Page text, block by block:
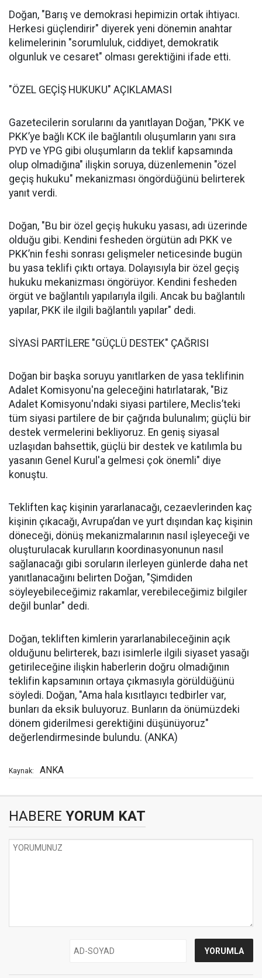
Doğan, "Barış ve demokrasi hepimizin ortak ihtiyacı.
Herkesi güçlendirir" diyerek yeni dönemin anahtar
kelimelerinin "sorumluluk, ciddiyet, demokratik
olgunluk ve cesaret" olması gerektiğini ifade etti.
"ÖZEL GEÇİŞ HUKUKU" AÇIKLAMASI
Gazetecilerin sorularını da yanıtlayan Doğan, "PKK ve
PKK’ye bağlı KCK ile bağlantılı oluşumların yanı sıra
PYD ve YPG gibi oluşumların da teklif kapsamında
olup olmadığına" ilişkin soruya, düzenlemenin "özel
geçiş hukuku" mekanizması öngördüğünü belirterek
yanıt verdi.
Doğan, "Bu bir özel geçiş hukuku yasası, adı üzerinde
olduğu gibi. Kendini fesheden örgütün adı PKK ve
PKK’nin feshi sonrası gelişmeler neticesinde bugün
bu yasa teklifi çıktı ortaya. Dolayısıyla bir özel geçiş
hukuku mekanizması öngörüyor. Kendini fesheden
örgüt ve bağlantılı yapılarıyla ilgili. Ancak bu bağlantılı
yapılar, PKK ile ilgili bağlantılı yapılar" dedi.
SİYASİ PARTİLERE "GÜÇLÜ DESTEK" ÇAĞRISI
Doğan bir başka soruyu yanıtlarken de yasa teklifinin
Adalet Komisyonu'na geleceğini hatırlatarak, "Biz
Adalet Komisyonu'ndaki siyasi partilere, Meclis’teki
tüm siyasi partilere de bir çağrıda bulunalım; güçlü bir
destek vermelerini bekliyoruz. En geniş siyasal
uzlaşıdan bahsettik, güçlü bir destek ve katılımla bu
yasanın Genel Kurul'a gelmesi çok önemli" diye
konuştu.
Tekliften kaç kişinin yararlanacağı, cezaevlerinden kaç
kişinin çıkacağı, Avrupa’dan ve yurt dışından kaç kişinin
döneceği, dönüş mekanizmalarının nasıl işleyeceği ve
oluşturulacak kurulların koordinasyonunun nasıl
sağlanacağı gibi soruların ilerleyen günlerde daha net
yanıtlanacağını belirten Doğan, "Şimdiden
söyleyebileceğimiz rakamlar, verebileceğimiz bilgiler
değil bunlar" dedi.
Doğan, tekliften kimlerin yararlanabileceğinin açık
olduğunu belirterek, bazı isimlerle ilgili siyaset yasağı
getirileceğine ilişkin haberlerin doğru olmadığının
teklifin kapsamının ortaya çıkmasıyla görüldüğünü
söyledi. Doğan, "Ama hala kısıtlayıcı tedbirler var,
bunları da eksik buluyoruz. Bunların da önümüzdeki
dönem giderilmesi gerektiğini düşünüyoruz"
değerlendirmesinde bulundu. (ANKA)
Kaynak: ANKA
HABERE YORUM KAT